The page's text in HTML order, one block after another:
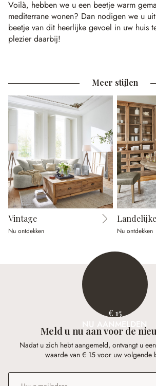
Voilà, hebben we u een beetje warm
mediterrane wonen? Dan nodigen we u
beetje van dit heerlijke gevoel in uw huis
plezier daarbij!
Meer stijlen
Vintage
Nu ontdekken Nu ontdekken
€ 15
NU AANMELDEN
Meld u nu aan voor de
Nadat u zich hebt aangemeld, ontvangt u
waarde van € 15 voor uw volgende
E-mailadres